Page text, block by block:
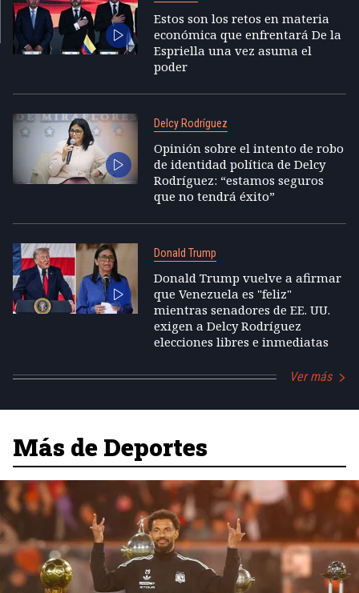
Estos son los retos en materia
económica que enfrentará De la
Espriella una vez asuma el
poder
Delcy Rodríguez
Opinión sobre el intento de robo
de identidad política de Delcy
Rodríguez: “estamos seguros
que no tendrá éxito”
Donald Trump
Donald Trump vuelve a afirmar
que Venezuela es "feliz"
mientras senadores de EE. UU.
exigen a Delcy Rodríguez
elecciones libres e inmediatas
Ver más
Más de Deportes